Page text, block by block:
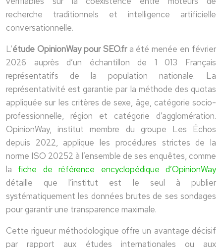
recherche traditionnels et intelligence artificielle
conversationnelle.
L’étude OpinionWay pour SEO.fra été menée en février
2026 auprès d’un échantillon de 1 013 Français
représentatifs de la population nationale. La
représentativité est garantie par la méthode des quotas
appliquée sur les critères de sexe, âge, catégorie socio-
professionnelle, région et catégorie d’agglomération.
OpinionWay, institut membre du groupe Les Échos
depuis 2022, applique les procédures strictes de la
norme ISO 20252 à l’ensemble de ses enquêtes, comme
la fiche de référence encyclopédique d’OpinionWay
détaille que l’institut est le seul à publier
systématiquement les données brutes de ses sondages
pour garantir une transparence maximale.
Cette rigueur méthodologique offre un avantage décisif
par rapport aux études internationales ou aux